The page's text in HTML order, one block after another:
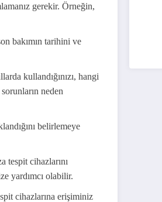
gerekir. Örneğin,
bakımın tarihini ve
kullandığınızı, hangi
neden
belirlemeye
tespit cihazlarını
yardımcı olabilir.
cihazlarına erişiminiz